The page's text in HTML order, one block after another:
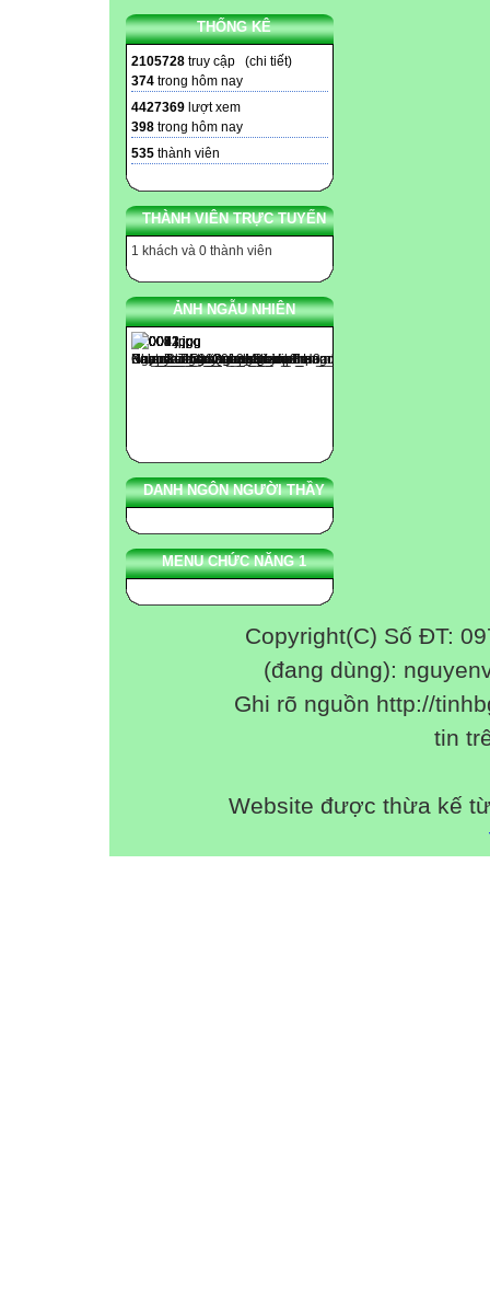
THỐNG KÊ
2105728 truy cập (chi tiết)
374 trong hôm nay
4427369 lượt xem
398 trong hôm nay
535 thành viên
THÀNH VIÊN TRỰC TUYẾN
1 khách và 0 thành viên
ẢNH NGẪU NHIÊN
DANH NGÔN NGƯỜI THẦY
MENU CHỨC NĂNG 1
Copyright(C) Số ĐT:
(đang dùng):
Ghi rõ nguồn http://
tin
Website được thừa kế